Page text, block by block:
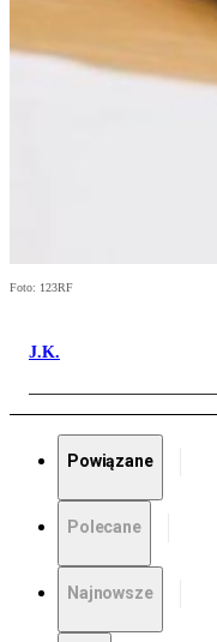
Foto: 123RF
J.K.
Powiązane
Polecane
Najnowsze